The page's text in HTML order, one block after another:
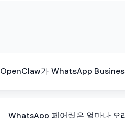
OpenClaw가 WhatsApp
WhatsApp 페어링은 얼마나 오